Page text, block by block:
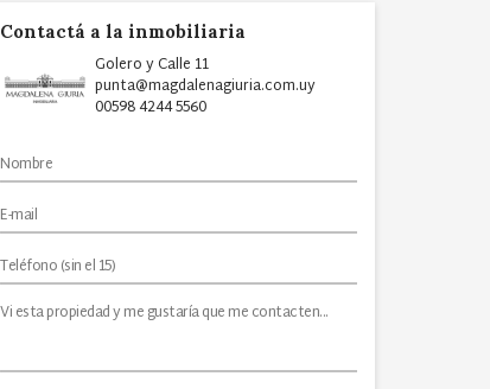
Contactá a la inmobiliaria
Golero y Calle 11
punta@magdalenagiuria.com.uy
00598 4244 5560